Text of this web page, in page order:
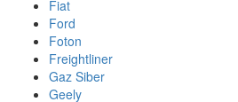
Fiat
Ford
Foton
Freightliner
Gaz Siber
Geely